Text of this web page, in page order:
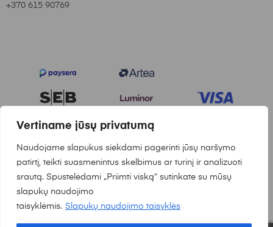
Vertiname jūsų privatumą
Naudojame slapukus siekdami pagerinti jūsų naršymo
patirtį, teikti suasmenintus skelbimus ar turinį ir analizuoti
srautą. Spustelėdami „Priimti viską“ sutinkate su mūsų
slapukų naudojimo
taisyklėmis. Slapukų naudojimo taisyklės
+370 615 90769
© 2025
Visos teisės saugomos. Sukurta:
Waymakers.lt